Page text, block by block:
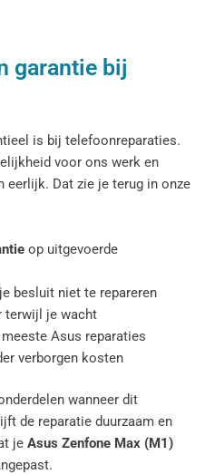
garantie bij
is bij telefoonreparaties.
voor ons werk en
Dat zie je terug in onze
op uitgevoerde
besluit niet te repareren
terwijl je wacht
Asus reparaties
verborgen kosten
wanneer dit
de reparatie duurzaam en
je Asus Zenfone Max (M1)